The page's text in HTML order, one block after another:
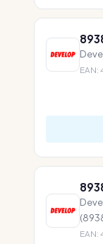
EAN:
EAN: